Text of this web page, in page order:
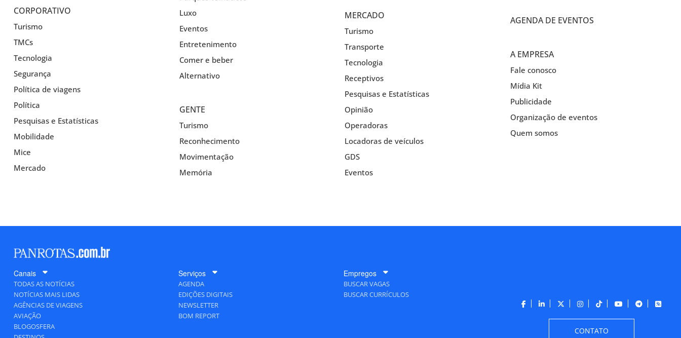
CORPORATIVO
Turismo
TMCs
Tecnologia
Segurança
Política de viagens
Política
Pesquisas e Estatísticas
Mobilidade
Mice
Mercado
Luxo
Eventos
Entretenimento
Comer e beber
Alternativo
GENTE
Turismo
Reconhecimento
Movimentação
Memória
MERCADO
Turismo
Transporte
Tecnologia
Receptivos
Pesquisas e Estatísticas
Opinião
Operadoras
Locadoras de veículos
GDS
Eventos
AGENDA DE EVENTOS
A EMPRESA
Fale conosco
Mídia Kit
Publicidade
Organização de eventos
Quem somos
Canais
TODAS AS NOTÍCIAS
NOTÍCIAS MAIS LIDAS
AGÊNCIAS DE VIAGENS
AVIAÇÃO
BLOGOSFERA
Serviços
AGENDA
EDIÇÕES DIGITAIS
NEWSLETTER
BOM REPORT
Empregos
BUSCAR VAGAS
BUSCAR CURRÍCULOS
CONTATO